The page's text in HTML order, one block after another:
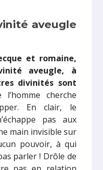
aveugle
et romaine,
aveugle, à
divinités sont
cherche
En clair, le
pas aux
main invisible sur
pouvoir, à qui
parler ! Drôle de